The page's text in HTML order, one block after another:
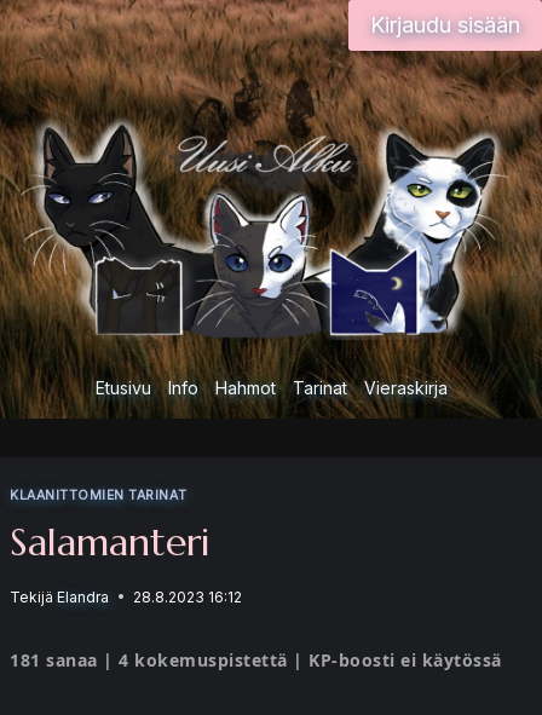
Siirry
sisältöön
Kirjaudu sisään
Etusivu Info Hahmot Tarinat Vieraskirja
KLAANITTOMIEN TARINAT
Salamanteri
Tekijä Elandra 28.8.2023 16:12
181 sanaa | 4 kokemuspistettä | KP-boosti ei käytössä